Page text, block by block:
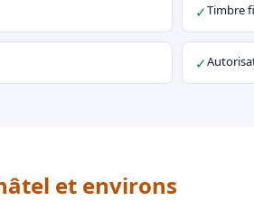
✓Timbre
✓
et environs